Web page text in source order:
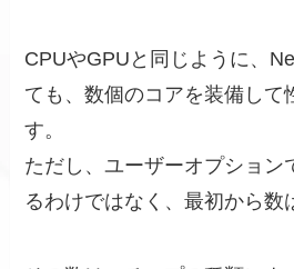
CPUやGPUと同じように、
ても、数個のコアを装備して
す。
ただし、ユーザーオプション
るわけではなく、最初から数